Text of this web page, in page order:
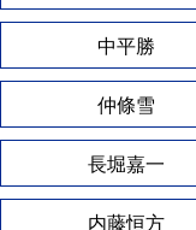
中平勝
仲條雪
長堀嘉一
内藤恒方